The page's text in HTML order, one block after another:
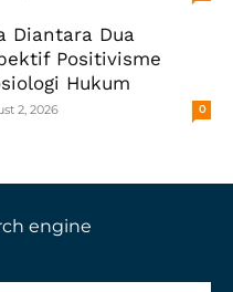
Diantara Dua
Positivisme
Hukum
2, 2026 0